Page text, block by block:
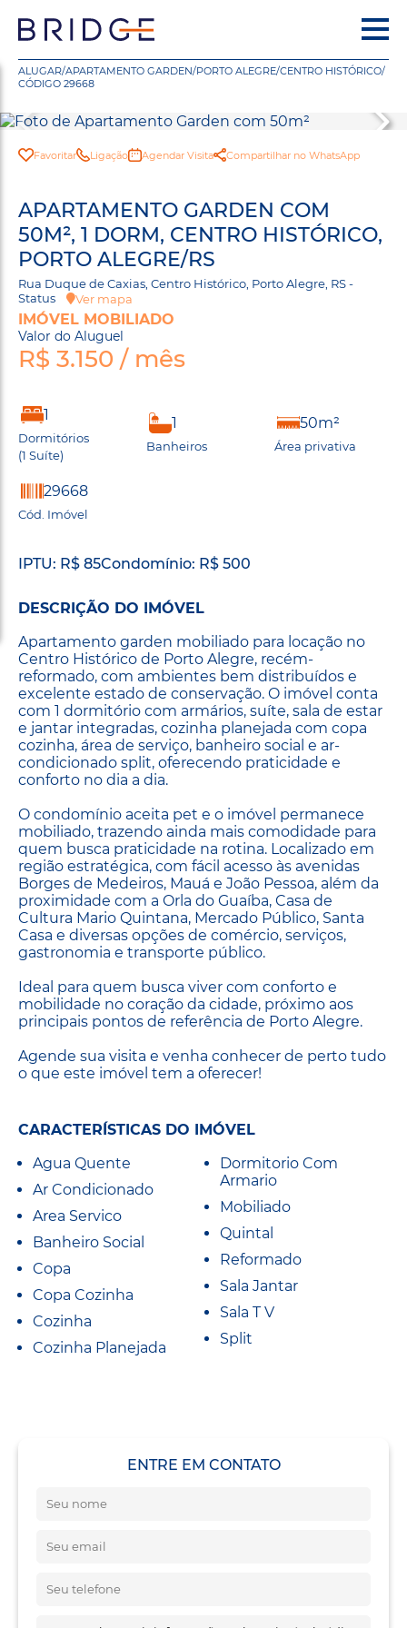
ALUGAR/APARTAMENTO GARDEN/PORTO ALEGRE/CENTRO HISTÓRICO/
CÓDIGO 29668
Favoritar Ligação Agendar Visita Compartilhar no WhatsApp
APARTAMENTO GARDEN COM
50M², 1 DORM, CENTRO HISTÓRICO,
PORTO ALEGRE/RS
Rua Duque de Caxias, Centro Histórico, Porto Alegre, RS -
Status
Ver mapa
IMÓVEL MOBILIADO
Valor do Aluguel
R$ 3.150 / mês
1
Dormitórios
(1 Suíte)
1
Banheiros
50m²
Área privativa
29668
Cód. Imóvel
IPTU: R$ 85Condomínio: R$ 500
DESCRIÇÃO DO IMÓVEL
Apartamento garden mobiliado para locação no
Centro Histórico de Porto Alegre, recém-
reformado, com ambientes bem distribuídos e
excelente estado de conservação. O imóvel conta
com 1 dormitório com armários, suíte, sala de estar
e jantar integradas, cozinha planejada com copa
cozinha, área de serviço, banheiro social e ar-
condicionado split, oferecendo praticidade e
conforto no dia a dia.
O condomínio aceita pet e o imóvel permanece
mobiliado, trazendo ainda mais comodidade para
quem busca praticidade na rotina. Localizado em
região estratégica, com fácil acesso às avenidas
Borges de Medeiros, Mauá e João Pessoa, além da
proximidade com a Orla do Guaíba, Casa de
Cultura Mario Quintana, Mercado Público, Santa
Casa e diversas opções de comércio, serviços,
gastronomia e transporte público.
Ideal para quem busca viver com conforto e
mobilidade no coração da cidade, próximo aos
principais pontos de referência de Porto Alegre.
Agende sua visita e venha conhecer de perto tudo
o que este imóvel tem a oferecer!
CARACTERÍSTICAS DO IMÓVEL
Agua Quente
Ar Condicionado
Area Servico
Banheiro Social
Copa
Copa Cozinha
Cozinha
Cozinha Planejada
Dormitorio Com
Armario
Mobiliado
Quintal
Reformado
Sala Jantar
Sala T V
Split
ENTRE EM CONTATO